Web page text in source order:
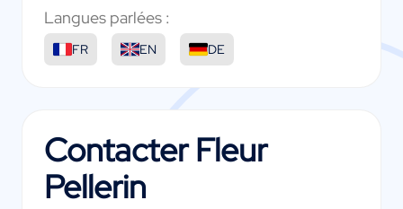
Langues parlées :
FR EN DE
ContacterFleur
Pellerin